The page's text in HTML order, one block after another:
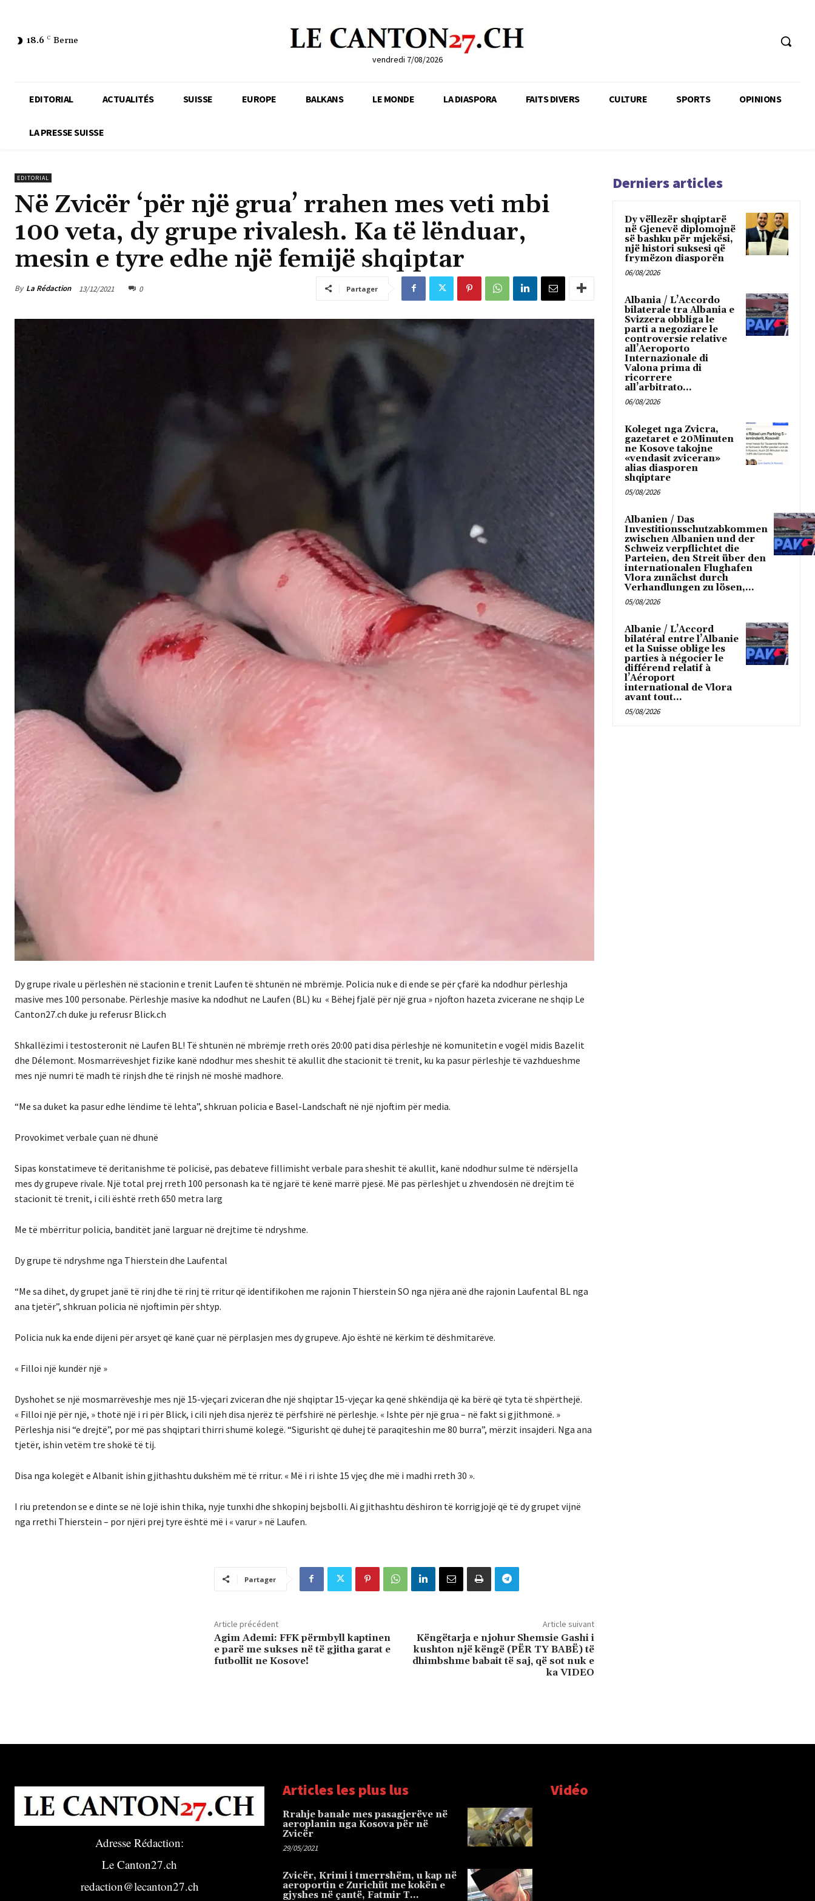
18.6 C Berne
vendredi 7/08/2026
EDITORIAL ACTUALITÉS SUISSE EUROPE BALKANS LE MONDE LA DIASPORA FAITS DIVERS CULTURE SPORTS OPINIONS
LA PRESSE SUISSE
EDITORIAL
Në Zvicër ‘për një grua’ rrahen mes veti mbi
100 veta, dy grupe rivalesh. Ka të lënduar,
mesin e tyre edhe një femijë shqiptar
By La Rédaction 13/12/2021 0 Partager
Dy grupe rivale u përleshën në stacionin e trenit Laufen të shtunën në mbrëmje. Policia nuk e di ende se për çfarë ka ndodhur përleshja
masive mes 100 personabe. Përleshje masive ka ndodhut ne Laufen (BL) ku « Bëhej fjalë për një grua » njofton hazeta zvicerane ne shqip Le
Canton27.ch duke ju referusr Blick.ch
Shkallëzimi i testosteronit në Laufen BL! Të shtunën në mbrëmje rreth orës 20:00 pati disa përleshje në komunitetin e vogël midis Bazelit
dhe Délemont. Mosmarrëveshjet fizike kanë ndodhur mes sheshit të akullit dhe stacionit të trenit, ku ka pasur përleshje të vazhdueshme
mes një numri të madh të rinjsh dhe të rinjsh në moshë madhore.
“Me sa duket ka pasur edhe lëndime të lehta”, shkruan policia e Basel-Landschaft në një njoftim për media.
Provokimet verbale çuan në dhunë
Sipas konstatimeve të deritanishme të policisë, pas debateve fillimisht verbale para sheshit të akullit, kanë ndodhur sulme të ndërsjella
mes dy grupeve rivale. Një total prej rreth 100 personash ka të ngjarë të kenë marrë pjesë. Më pas përleshjet u zhvendosën në drejtim të
stacionit të trenit, i cili është rreth 650 metra larg
Me të mbërritur policia, banditët janë larguar në drejtime të ndryshme.
Dy grupe të ndryshme nga Thierstein dhe Laufental
“Me sa dihet, dy grupet janë të rinj dhe të rinj të rritur që identifikohen me rajonin Thierstein SO nga njëra anë dhe rajonin Laufental BL nga
ana tjetër”, shkruan policia në njoftimin për shtyp.
Policia nuk ka ende dijeni për arsyet që kanë çuar në përplasjen mes dy grupeve. Ajo është në kërkim të dëshmitarëve.
« Filloi një kundër një »
Dyshohet se një mosmarrëveshje mes një 15-vjeçari zviceran dhe një shqiptar 15-vjeçar ka qenë shkëndija që ka bërë që tyta të shpërthejë.
« Filloi një për një, » thotë një i ri për Blick, i cili njeh disa njerëz të përfshirë në përleshje. « Ishte për një grua – në fakt si gjithmonë. »
Përleshja nisi “e drejtë”, por më pas shqiptari thirri shumë kolegë. “Sigurisht që duhej të paraqiteshin me 80 burra”, mërzit insajderi. Nga ana
tjetër, ishin vetëm tre shokë të tij.
Disa nga kolegët e Albanit ishin gjithashtu dukshëm më të rritur. « Më i ri ishte 15 vjeç dhe më i madhi rreth 30 ».
I riu pretendon se e dinte se në lojë ishin thika, nyje tunxhi dhe shkopinj bejsbolli. Ai gjithashtu dëshiron të korrigjojë që të dy grupet vijnë
nga rrethi Thierstein – por njëri prej tyre është më i « varur » në Laufen.
Partager
Article précédent
Agim Ademi: FFK përmbyll kaptinen
e parë me sukses në të gjitha garat e
futbollit ne Kosove!
Article suivant
Këngëtarja e njohur Shemsie Gashi i
kushton një këngë (PËR TY BABË) të
dhimbshme babait të saj, që sot nuk e
ka VIDEO
Derniers articles
Dy vëllezër shqiptarë
në Gjenevë diplomojnë
së bashku për mjekësi,
një histori suksesi që
frymëzon diasporën
06/08/2026
Albania / L’Accordo
bilaterale tra Albania e
Svizzera obbliga le
parti a negoziare le
controversie relative
all’Aeroporto
Internazionale di
Valona prima di
ricorrere
all’arbitrato...
06/08/2026
Koleget nga Zvicra,
gazetaret e 20Minuten
ne Kosove takojne
«vendasit zviceran»
alias diasporen
shqiptare
05/08/2026
Albanien / Das
Investitionsschutzabkommen
zwischen Albanien und der
Schweiz verpflichtet die
Parteien, den Streit über den
internationalen Flughafen
Vlora zunächst durch
Verhandlungen zu lösen,...
05/08/2026
Albanie / L’Accord
bilatéral entre l’Albanie
et la Suisse oblige les
parties à négocier le
différend relatif à
l’Aéroport
international de Vlora
avant tout...
05/08/2026
Adresse Rédaction:
Le Canton27.ch
redaction@lecanton27.ch
Articles les plus lus
Rrahje banale mes pasagjerëve në
aeroplanin nga Kosova për në
Zvicër
29/05/2021
Zvicër, Krimi i tmerrshëm, u kap në
aeroportin e Zurichüt me kokën e
gjyshes në çantë, Fatmir T…
Vidéo